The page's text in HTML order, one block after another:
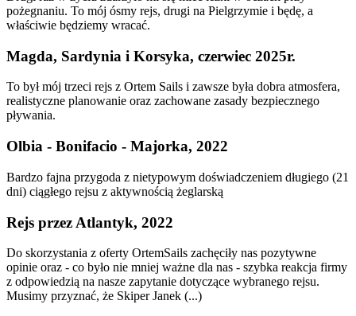
pożegnaniu. To mój ósmy rejs, drugi na Pielgrzymie i będę, a
właściwie będziemy wracać.
Magda, Sardynia i Korsyka, czerwiec 2025r.
To był mój trzeci rejs z Ortem Sails i zawsze była dobra atmosfera,
realistyczne planowanie oraz zachowane zasady bezpiecznego
pływania.
Olbia - Bonifacio - Majorka, 2022
Bardzo fajna przygoda z nietypowym doświadczeniem długiego (21
dni) ciągłego rejsu z aktywnością żeglarską
Rejs przez Atlantyk, 2022
Do skorzystania z oferty OrtemSails zachęciły nas pozytywne
opinie oraz - co było nie mniej ważne dla nas - szybka reakcja firmy
z odpowiedzią na nasze zapytanie dotyczące wybranego rejsu.
Musimy przyznać, że Skiper Janek (...)